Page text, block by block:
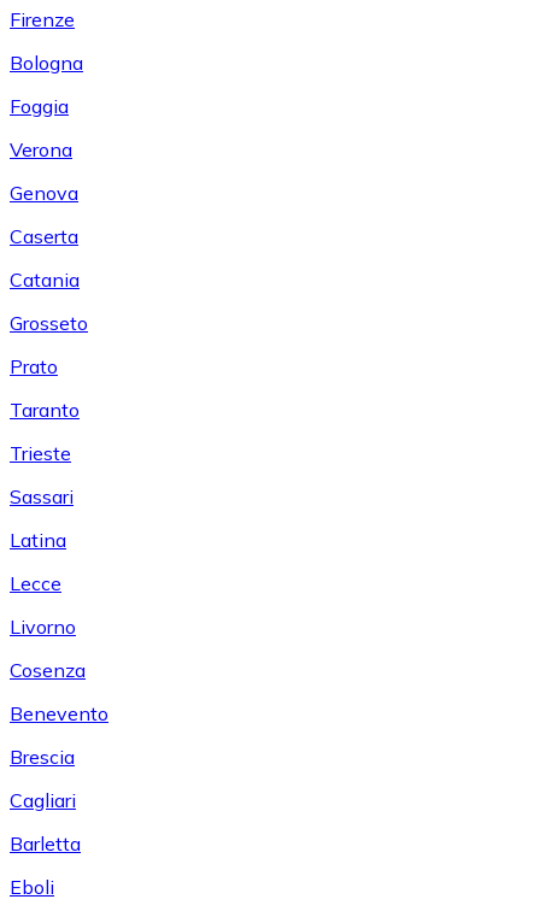
Firenze
Bologna
Foggia
Verona
Genova
Caserta
Catania
Grosseto
Prato
Taranto
Trieste
Sassari
Latina
Lecce
Livorno
Cosenza
Benevento
Brescia
Cagliari
Barletta
Eboli